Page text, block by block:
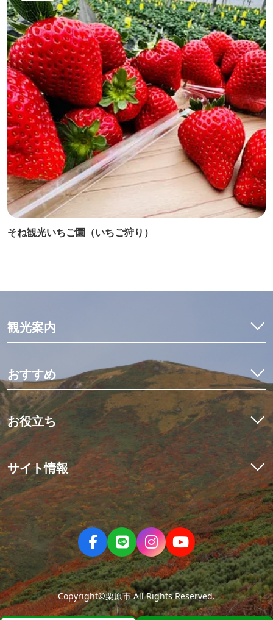
そね観光いちご園（いちご狩り）
観光案内
モデルコース
観光・体験
宿泊予約
イベント
アクセス
おすすめ
イワナ料理を食べ比べ
初めての栗駒山とカヤック体験
世界にひとつだけのミニ畳作り
星空観測と世界谷地ツアー
歴史を紡ぐ場所、くりでんミュージアム
冬の花山湖でワカサギを釣ろう！
伊豆沼・内沼でマガンの飛び立ち
親子で楽しむ夏休み
大人の休日旅
人情薫るまち、有壁①まちあるきツアー編
人情薫るまち、有壁②史跡＆食事処編
お役立ち
くりはらでしたい10のこと
栗原の見ごろ
デジタルマップ
ニュース
パンフレット
フォトダウンロード
動画
ねじりほんにょの部屋
サイト情報
栗原市観光物産協会について
お問い合わせ
当サイトのご利用について
サイトマップ
Copyright©栗原市 All Rights Reserved.